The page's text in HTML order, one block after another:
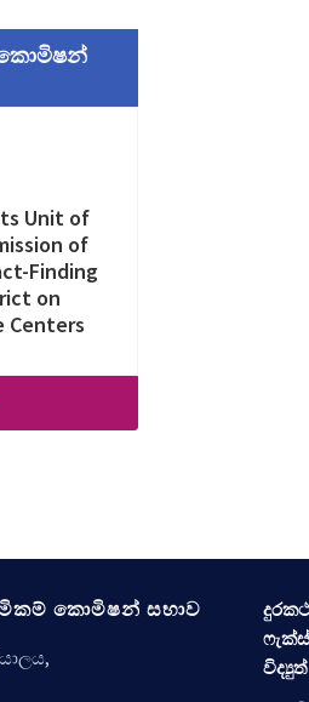
කොමිෂන්
Unit of
of
Finding
on
Centers
කොමිෂන් සභාව
ෆැක්ස්